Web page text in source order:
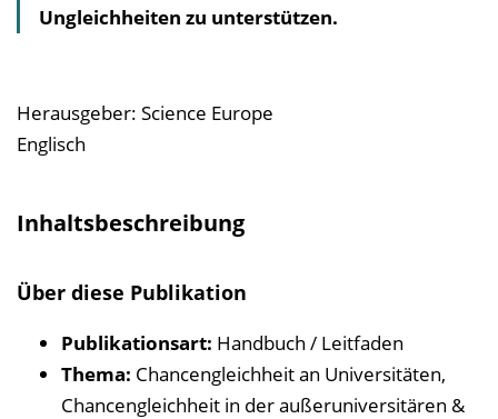
n
Ungleichheiten zu unterstützen.
Herausgeber: Science Europe
Englisch
Inhaltsbeschreibung
Über diese Publikation
Publikationsart: Handbuch / Leitfaden
Thema: Chancengleichheit an Universitäten,
Chancengleichheit in der außeruniversitären &